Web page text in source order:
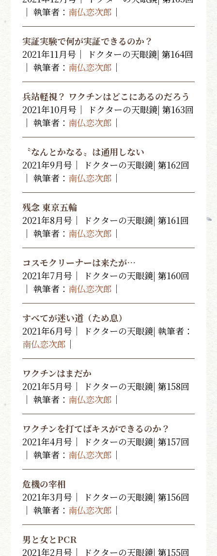
｜ 執筆者： 南仏恋次郎 ｜
実証実験で何が実証できるのか？
2021年11月号｜ ドクターの天眼鏡| 第164回
｜ 執筆者： 南仏恋次郎 ｜
兵站軽視？ ワクチンはどこにあるのだろう
2021年10月号｜ ドクターの天眼鏡| 第163回
｜ 執筆者： 南仏恋次郎 ｜
〝なんとかなる〟は通用しない
2021年9月号｜ ドクターの天眼鏡| 第162回
｜ 執筆者： 南仏恋次郎 ｜
残念 東京五輪
2021年8月号｜ ドクターの天眼鏡| 第161回
｜ 執筆者： 南仏恋次郎 ｜
コスモクリーナーは来たが…
2021年7月号｜ ドクターの天眼鏡| 第160回
｜ 執筆者： 南仏恋次郎 ｜
すべてが迷い道（ため息）
2021年6月号｜ ドクターの天眼鏡| 執筆者：
南仏恋次郎 ｜
ワクチンはまだか
2021年5月号｜ ドクターの天眼鏡| 第158回
｜ 執筆者： 南仏恋次郎 ｜
ワクチンを打てばキスができるのか？
2021年4月号｜ ドクターの天眼鏡| 第157回
｜ 執筆者： 南仏恋次郎 ｜
危機の宰相
2021年3月号｜ ドクターの天眼鏡| 第156回
｜ 執筆者： 南仏恋次郎 ｜
男と女とPCR
2021年2月号｜ ドクターの天眼鏡| 第155回